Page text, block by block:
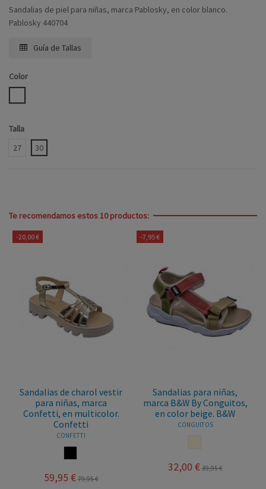
Sandalias de piel para niñas, marca Pablosky, en color blanco.
Pablosky 440704
Guía de Tallas
Color
Talla
27
30
Te recomendamos estos 10 productos:
-20,00 €
Sandalias de charol vestir
para niñas, marca
Confetti, en multicolor.
Confetti
CONFETTI
59,95 € 79,95 €
-7,95 €
Sandalias para niñas,
marca B&W By Conguitos,
en color beige. B&W
CONGUITOS
32,00 € 39,95 €